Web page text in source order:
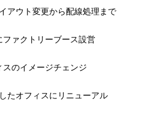
アウト変更から配線処理まで
ファクトリーブース設営
スのイメージチェンジ
たオフィスにリニューアル